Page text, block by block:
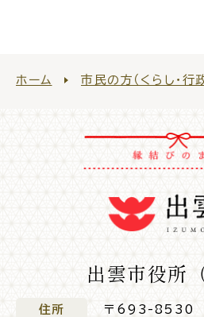
入園・入学
ホーム 市民の方（くらし・行
出雲市役所
住所
〒693-8530